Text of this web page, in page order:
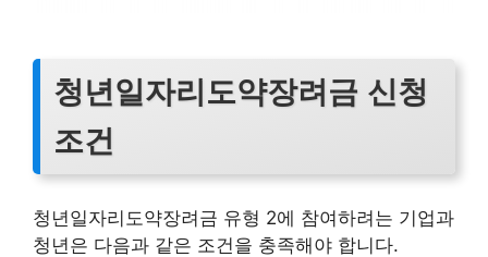
청년일자리도약장려금 신청
조건
청년일자리도약장려금 유형 2에 참여하려는 기업과
청년은 다음과 같은 조건을 충족해야 합니다.